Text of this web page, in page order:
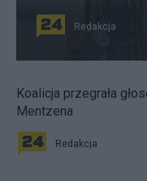
Redakcja
Koalicja przegrała
Mentzena
Redakcja